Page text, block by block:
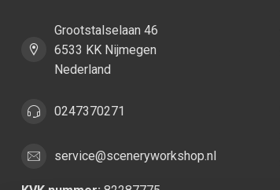
Grootstalselaan 46
6533 KK Nijmegen
Nederland
0247370271
service@sceneryworkshop.nl